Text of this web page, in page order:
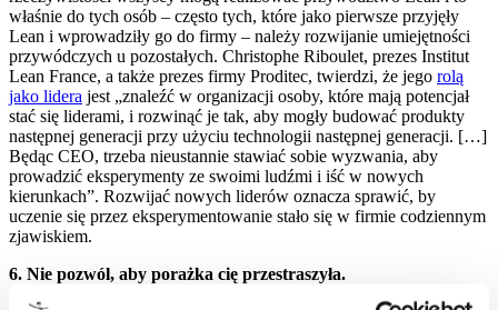
właśnie do tych osób – często tych, które jako pierwsze przyjęły
Lean i wprowadziły go do firmy – należy rozwijanie umiejętności
przywódczych u pozostałych. Christophe Riboulet, prezes Institut
Lean France, a także prezes firmy Proditec, twierdzi, że jego rolą
jako lidera jest „znaleźć w organizacji osoby, które mają potencjał
stać się liderami, i rozwinąć je tak, aby mogły budować produkty
następnej generacji przy użyciu technologii następnej generacji. […]
Będąc CEO, trzeba nieustannie stawiać sobie wyzwania, aby
prowadzić eksperymenty ze swoimi ludźmi i iść w nowych
kierunkach”. Rozwijać nowych liderów oznacza sprawić, by
uczenie się przez eksperymentowanie stało się w firmie codziennym
zjawiskiem.
6. Nie pozwól, aby porażka cię przestraszyła.